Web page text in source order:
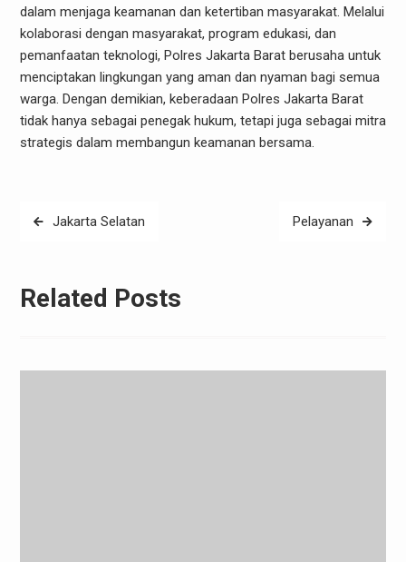
dalam menjaga keamanan dan ketertiban masyarakat. Melalui
kolaborasi dengan masyarakat, program edukasi, dan
pemanfaatan teknologi, Polres Jakarta Barat berusaha untuk
menciptakan lingkungan yang aman dan nyaman bagi semua
warga. Dengan demikian, keberadaan Polres Jakarta Barat
tidak hanya sebagai penegak hukum, tetapi juga sebagai mitra
strategis dalam membangun keamanan bersama.
PostJakarta Selatan Pelayanan
Related Posts